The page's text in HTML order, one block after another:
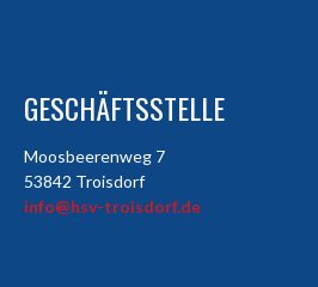
GESCHÄFTSSTELLE
Moosbeerenweg 7
53842 Troisdorf
info@hsv-troisdorf.de